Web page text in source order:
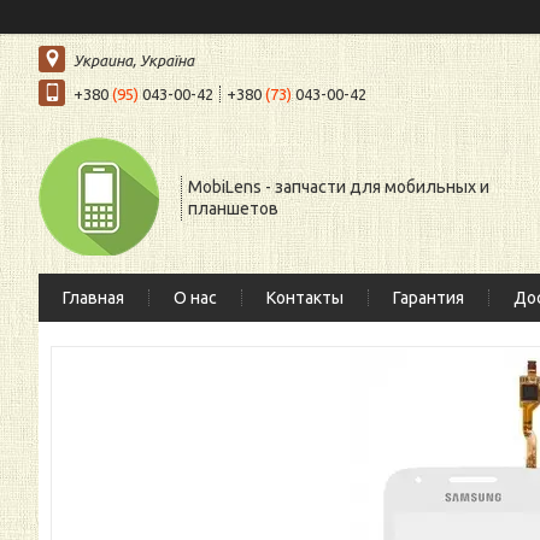
Украина, Україна
+380 (95)043-00-42 +380(73)043-00-42
MobiLens - запчасти для мобильных и
планшетов
Главная О нас Контакты Гарантия